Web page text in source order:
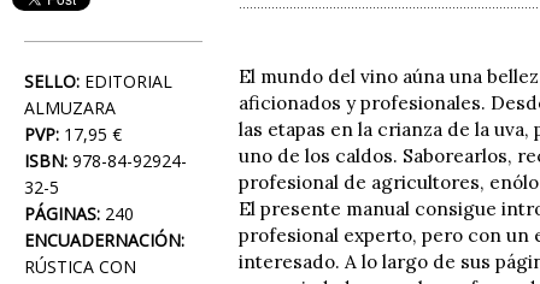
SELLO: EDITORIAL
ALMUZARA
PVP: 17,95 €
ISBN: 978-84-92924-
32-5
PÁGINAS: 240
ENCUADERNACIÓN:
RÚSTICA CON
El mundo del vino aúna una
aficionados y profesionales.
las etapas en la crianza de la
uno de los caldos. Saborearlos,
profesional de agricultores,
El presente manual consigue
profesional experto, pero con un
interesado. A lo largo de sus